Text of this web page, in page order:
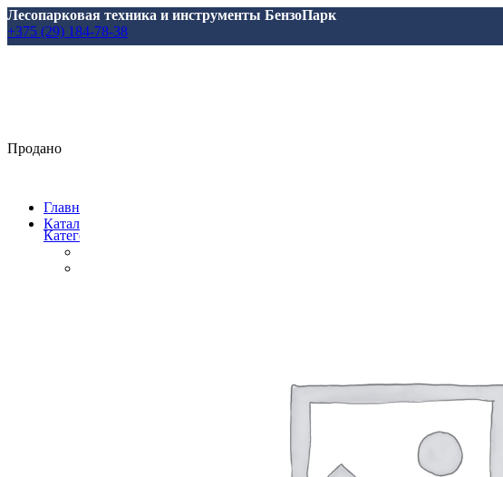
Лесопарковая техника и инструменты БензоПарк
+375 (29) 184-78-38
Главная
Каталог
Категории
для Мотоблоков и Культиваторов
Продано